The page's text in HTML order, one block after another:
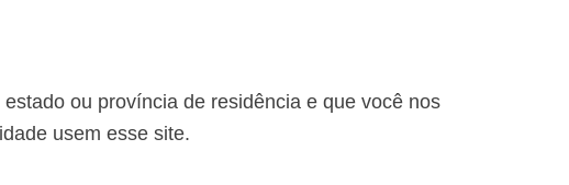
ou província de residência e que você nos
usem esse site.